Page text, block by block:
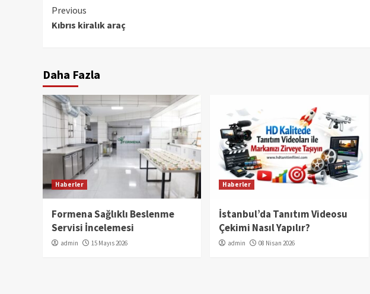
Continue
Reading
Previous
Kıbrıs kiralık araç
Daha Fazla
Haberler
Formena Sağlıklı Beslenme
Servisi İncelemesi
admin 15 Mayıs 2026
Haberler
İstanbul’da Tanıtım Videosu
Çekimi Nasıl Yapılır?
admin 08 Nisan 2026